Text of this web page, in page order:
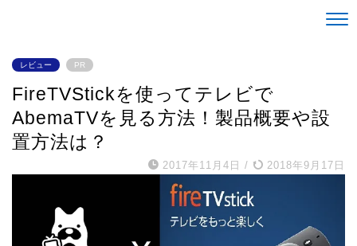
レビュー PR
FireTVStickを使ってテレビで
AbemaTVを見る方法！製品概要や設
置方法は？
2017年11月4日 / 2018年9月17日